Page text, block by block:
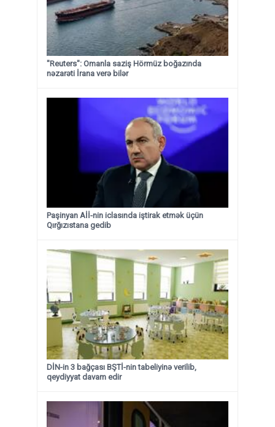
"Reuters": Omanla saziş Hörmüz boğazında
nəzarəti İrana verə bilər
Paşinyan Aİİ-nin iclasında iştirak etmək üçün
Qırğızıstana gedib
DİN-in 3 bağçası BŞTİ-nin tabeliyinə verilib,
qeydiyyat davam edir